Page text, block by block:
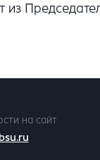
на сайт